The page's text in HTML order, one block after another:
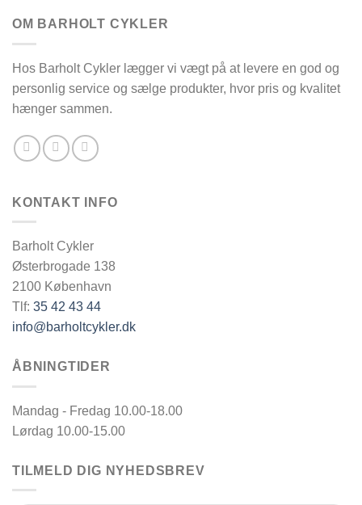
OM BARHOLT CYKLER
Hos Barholt Cykler lægger vi vægt på at levere en god og
personlig service og sælge produkter, hvor pris og kvalitet
hænger sammen.
KONTAKT INFO
Barholt Cykler
Østerbrogade 138
2100 København
Tlf: 35 42 43 44
info@barholtcykler.dk
ÅBNINGTIDER
Mandag - Fredag 10.00-18.00
Lørdag 10.00-15.00
TILMELD DIG NYHEDSBREV